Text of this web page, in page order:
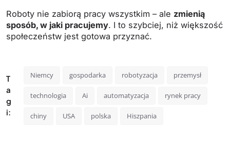
Roboty nie zabiorą pracy wszystkim – ale zmienią
sposób, w jaki pracujemy. I to szybciej, niż większość
społeczeństw jest gotowa przyznać.
T
a
g
i:
Niemcy gospodarka robotyzacja przemysł
technologia Ai automatyzacja rynek pracy
chiny USA polska Hiszpania